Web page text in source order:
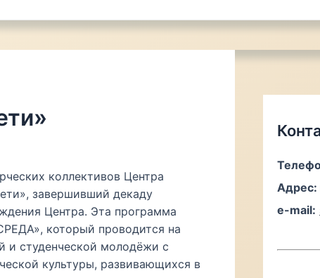
коллективов Центра
завершивший декаду
Центра. Эта программа
который проводится на
и студенческой молодёжи с
культуры, развивающихся в
Адрес:
e-mail: